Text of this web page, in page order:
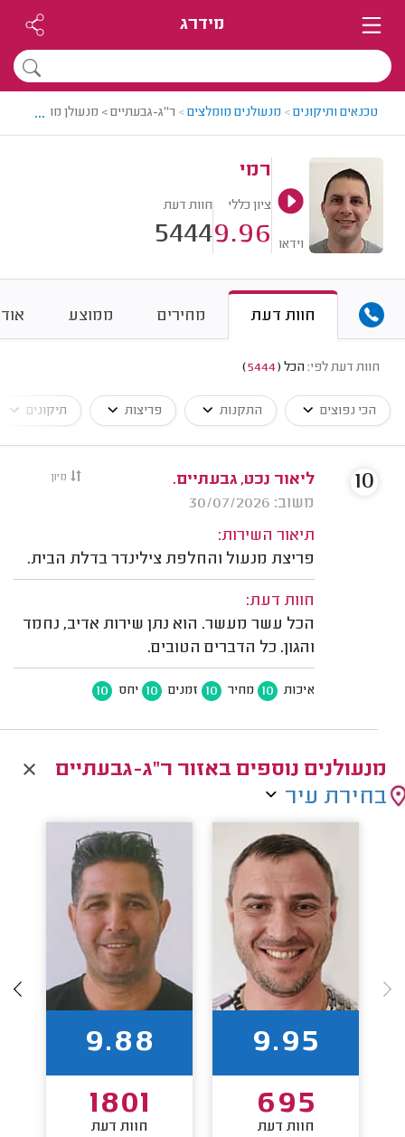
מידרג
טכנאים ותיקונים> מנעולנים מומלצים> ר"ג-גבעתיים > מנעולן מומלץ - רמי
...
וידאו
רמי
ציון כללי
9.96
חוות דעת
5444
חוות דעת מחירים ממוצע
חוות דעת לפי: הכל (
5444
)
הכי נפוצים התקנות פריצות תיקונים
מיון
ליאור נכט, גבעתיים.
משוב: 30/07/2026
תיאור השירות:
פריצת מנעול והחלפת צילינדר בדלת הבית.
חוות דעת:
הכל עשר מעשר. הוא נתן שירות אדיב, נחמד
והגון. כל הדברים הטובים.
איכות 10 מחיר 10 זמנים 10 יחס 10
10
מנעולנים נוספים באזור ר"ג-גבעתיים
בחירת עיר
9.95
695
חוות דעת
9.88
1801
חוות דעת